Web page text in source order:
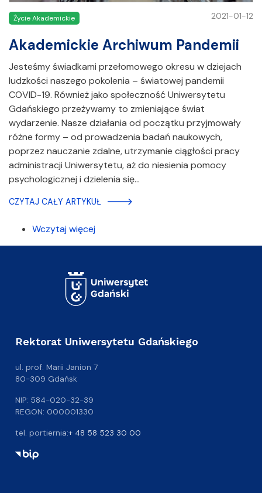
Życie Akademickie 2021-01-12
Akademickie Archiwum Pandemii
Jesteśmy świadkami przełomowego okresu w dziejach
ludzkości naszego pokolenia – światowej pandemii
COVID-19. Również jako społeczność Uniwersytetu
Gdańskiego przeżywamy to zmieniające świat
wydarzenie. Nasze działania od początku przyjmowały
różne formy – od prowadzenia badań naukowych,
poprzez nauczanie zdalne, utrzymanie ciągłości pracy
administracji Uniwersytetu, aż do niesienia pomocy
psychologicznej i dzielenia się…
CZYTAJ CAŁY ARTYKUŁ
Wczytaj więcej
Rektorat Uniwersytetu Gdańskiego
ul. prof. Marii Janion 7
80-309 Gdańsk
NIP: 584-020-32-39
REGON: 000001330
tel. portiernia:+ 48 58 523 30 00